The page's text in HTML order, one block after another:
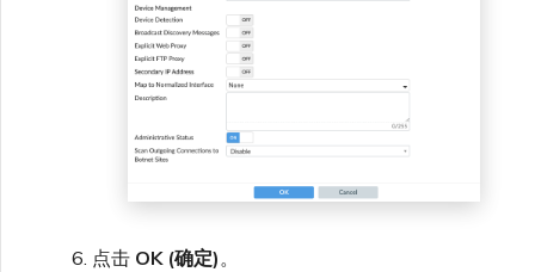
点击 OK (确定)。